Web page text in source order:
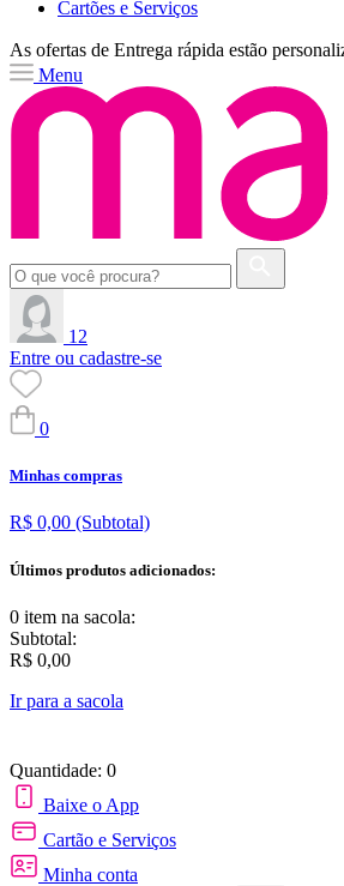
Cartões e Serviços
As ofertas de Entrega rápida estão
Menu
12
Entre ou cadastre-se
0
Minhas compras
R$ 0,00 (Subtotal)
Últimos produtos adicionados:
0 item na sacola:
Subtotal:
R$ 0,00
Ir para a sacola
Quantidade: 0
Baixe o App
Cartão e Serviços
Minha conta